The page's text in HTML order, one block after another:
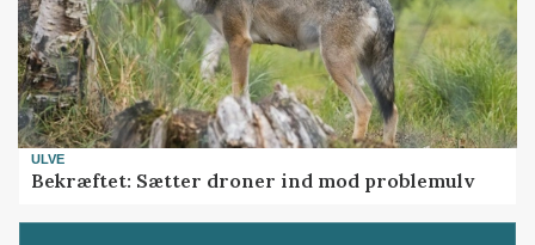
ULVE
Bekræftet: Sætter droner ind mod problemulv